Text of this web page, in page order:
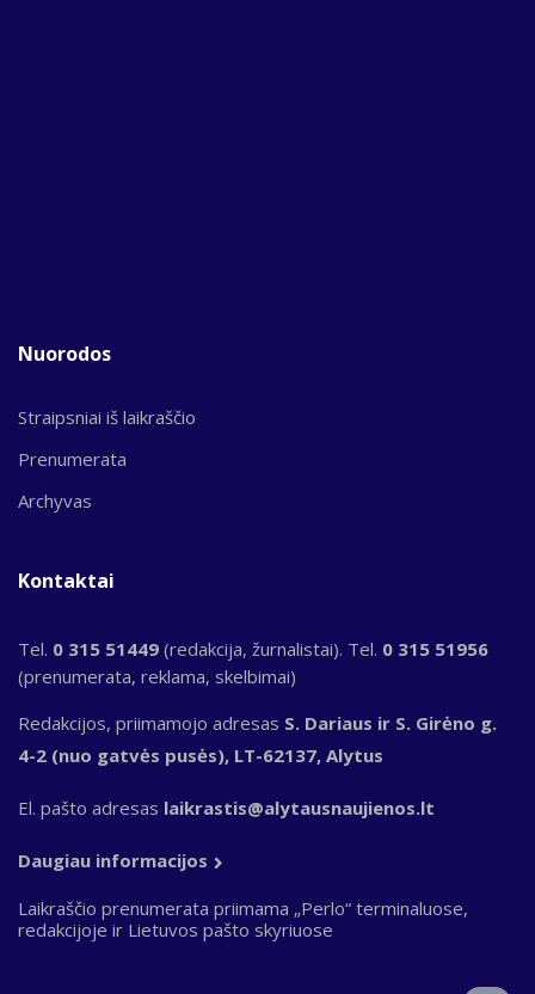
Nuorodos
Straipsniai iš laikraščio
Prenumerata
Archyvas
Kontaktai
Tel. 0 315 51449 (redakcija, žurnalistai). Tel. 0 315 51956
(prenumerata, reklama, skelbimai)
Redakcijos, priimamojo adresas S. Dariaus ir S. Girėno g.
4-2 (nuo gatvės pusės), LT-62137, Alytus
El. pašto adresas laikrastis@alytausnaujienos.lt
Daugiau informacijos
Laikraščio prenumerata priimama „Perlo“ terminaluose,
redakcijoje ir Lietuvos pašto skyriuose